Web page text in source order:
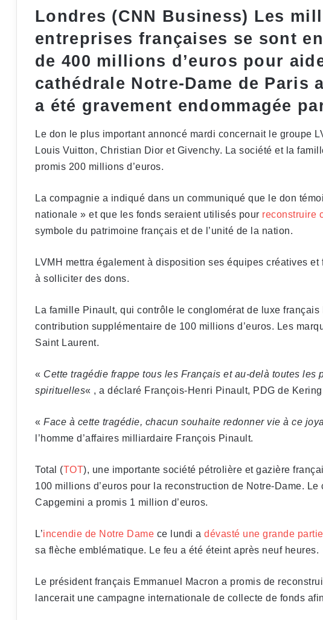
Londres (CNN Business) Les
entreprises françaises se sont
de 400 millions d’euros pour
cathédrale Notre-Dame de Paris
a été gravement endommagée
Le don le plus important annoncé mardi concernait le groupe
Louis Vuitton, Christian Dior et Givenchy. La société et la
promis 200 millions d’euros.
La compagnie a indiqué dans un communiqué que le don
nationale » et que les fonds seraient utilisés pour reconstruire
symbole du patrimoine français et de l’unité de la nation.
LVMH mettra également à disposition ses équipes créatives
à solliciter des dons.
La famille Pinault, qui contrôle le conglomérat de luxe français
contribution supplémentaire de 100 millions d’euros. Les
Saint Laurent.
« Cette tragédie frappe tous les Français et au-delà toutes les
spirituelles« , a déclaré François-Henri Pinault, PDG de
« Face à cette tragédie, chacun souhaite redonner vie à ce
l’homme d’affaires milliardaire François Pinault.
Total (TOT), une importante société pétrolière et gazière
100 millions d’euros pour la reconstruction de Notre-Dame.
Capgemini a promis 1 million d’euros.
L’incendie de Notre Dame ce lundi a dévasté une grande
sa flèche emblématique. Le feu a été éteint après neuf heures.
Le président français Emmanuel Macron a promis de
lancerait une campagne internationale de collecte de fonds